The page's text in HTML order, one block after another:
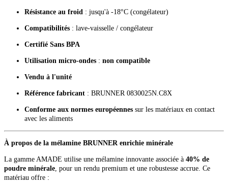
Résistance au froid : jusqu'à -18°C (congélateur)
Compatibilités : lave-vaisselle / congélateur
Certifié Sans BPA
Utilisation micro-ondes : non compatible
Vendu à l'unité
Référence fabricant : BRUNNER 0830025N.C8X
Conforme aux normes européennes sur les matériaux en contact
avec les aliments
À propos de la mélamine BRUNNER enrichie minérale
La gamme AMADE utilise une mélamine innovante associée à 40% de
poudre minérale , pour un rendu premium et une robustesse accrue. Ce
matériau offre :